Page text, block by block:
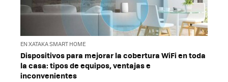
EN XATAKA SMART HOME
Dispositivos para mejorar la cobertura WiFi en toda
la casa: tipos de equipos, ventajas e
inconvenientes